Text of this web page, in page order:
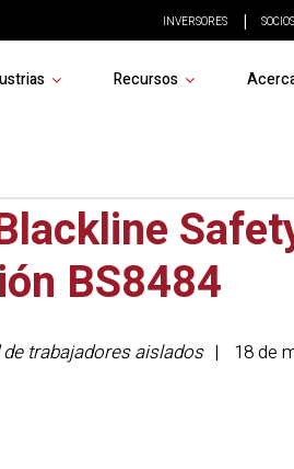
INVERSORES SOCIOS
Recursos
BS8484
trabajadores aislados
18 de